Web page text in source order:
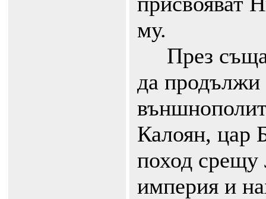
му.
През
да продължи
Калоян, цар
поход срещу
империя и